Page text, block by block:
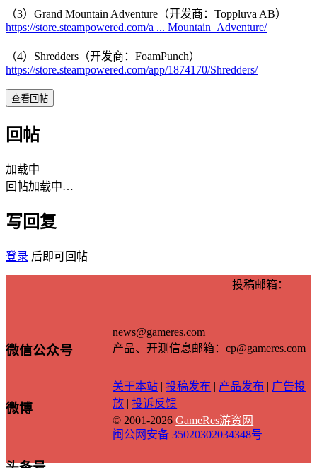
（3）Grand Mountain Adventure（开发商：Toppluva AB）
https://store.steampowered.com/a ... Mountain_Adventure/
（4）Shredders（开发商：FoamPunch）
https://store.steampowered.com/app/1874170/Shredders/
查看回帖
回帖
加载中
回帖加载中…
写回复
登录 后即可回帖
微信公众号
微博
投稿邮箱：
news@gameres.com
产品、开测信息邮箱：cp@gameres.com
关于本站 |投稿发布 | 产品发布 | 广告投
放 |投诉反馈
© 2001-2026GameRes游资网
闽公网安备 35020302034348号